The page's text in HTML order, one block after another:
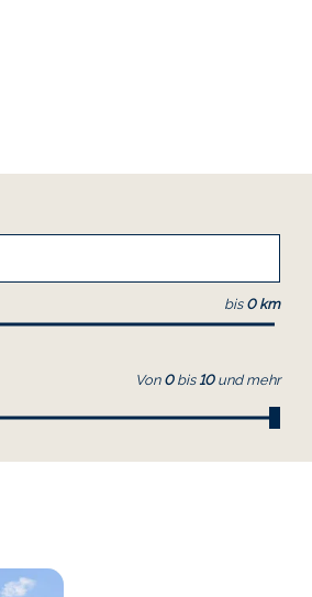
bis 0 km
Von 0 bis 10 und mehr